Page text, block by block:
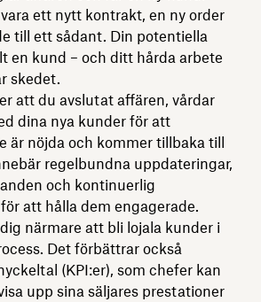
ett nytt kontrakt, en ny order
till ett sådant. Din potentiella
en kund – och ditt hårda arbete
skedet.
att du avslutat affären, vårdar
dina nya kunder för att
är nöjda och kommer tillbaka till
regelbundna uppdateringar,
och kontinuerlig
att hålla dem engagerade.
närmare att bli lojala kunder i
Det förbättrar också
(KPI:er), som chefer kan
upp sina säljares prestationer